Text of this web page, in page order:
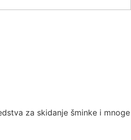
za skidanje šminke i mnoge